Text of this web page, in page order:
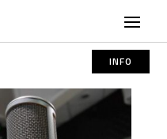
INFO